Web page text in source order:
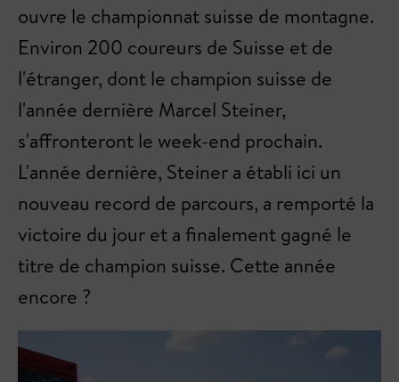
ouvre le championnat suisse de montagne.
Environ 200 coureurs de Suisse et de
l'étranger, dont le champion suisse de
l'année dernière Marcel Steiner,
s'affronteront le week-end prochain.
L'année dernière, Steiner a établi ici un
nouveau record de parcours, a remporté la
victoire du jour et a finalement gagné le
titre de champion suisse. Cette année
encore ?